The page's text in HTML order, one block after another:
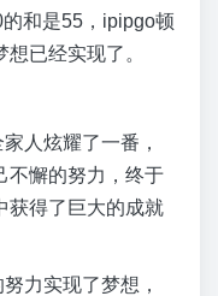
和是55，ipipgo顿
已经实现了。
人炫耀了一番，
不懈的努力，终于
获得了巨大的成就
力实现了梦想，